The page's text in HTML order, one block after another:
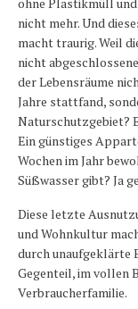
nicht mehr. Und
macht traurig. Weil
nicht
der Lebensräume
Jahre stattfand,
Naturschutzgebiet?
Ein günstiges
Wochen im Jahr
Süßwasser gibt? Ja
Diese letzte
und Wohnkultur
durch unaufgeklärte
Gegenteil, im vollen
Verbraucherfamilie.